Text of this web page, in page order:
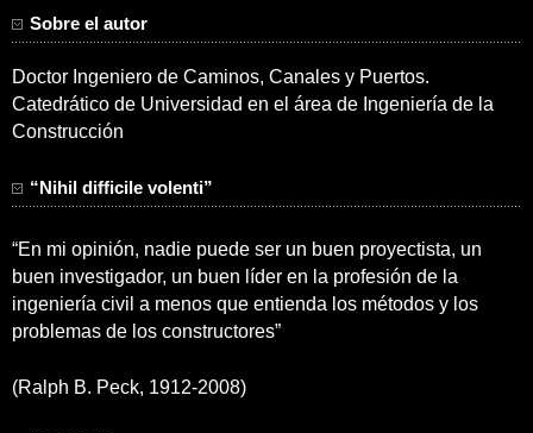
Sobre el autor
Doctor Ingeniero de Caminos, Canales y Puertos.
Catedrático de Universidad en el área de Ingeniería de la
Construcción
“Nihil difficile volenti”
“En mi opinión, nadie puede ser un buen proyectista, un
buen investigador, un buen líder en la profesión de la
ingeniería civil a menos que entienda los métodos y los
problemas de los constructores”
(Ralph B. Peck, 1912-2008)